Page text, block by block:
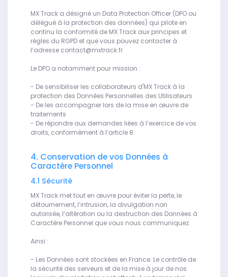
MX Track a désigné un Data Protection Officer (DPO ou
délégué à la protection des données) qui pilote en
continu la conformité de MX Track aux principes et
règles du RGPD et que vous pouvez contacter à
l’adresse contact@mxtrack.fr
Le DPO a notamment pour mission :
- De sensibiliser les collaborateurs d'MX Track à la
protection des Données Personnelles des Utilisateurs
- De les accompagner lors de la mise en œuvre de
traitements
- De répondre aux demandes liées à l’exercice de vos
droits, conformément à l’article 8.
4. Conservation de vos Données à
Caractère Personnel
4.1 Sécurité
MX Track met tout en œuvre pour éviter la perte, le
détournement, l’intrusion, la divulgation non
autorisée, l’altération ou la destruction des Données à
Caractère Personnel que vous nous communiquez.
Ainsi :
- Les Données sont stockées en France. Le contrôle de
la sécurité des serveurs et de la mise à jour de nos